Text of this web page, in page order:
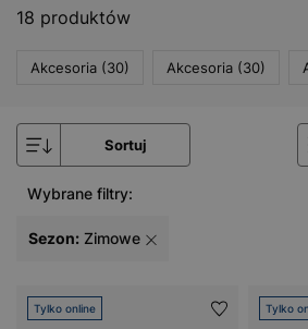
18 produktów
Akcesoria (30) Akcesoria (30)
Sortuj
Wybrane filtry:
Sezon: Zimowe
Tylko online Tylko